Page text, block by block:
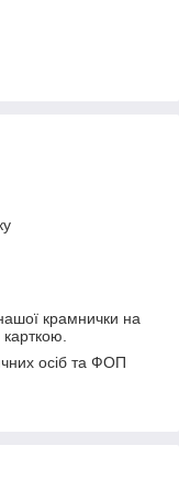
крамнички на
осіб та ФОП